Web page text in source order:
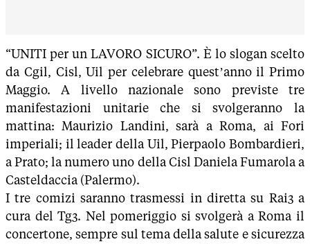
“UNITI per un LAVORO SICURO”. È lo slogan scelto
da Cgil, Cisl, Uil per celebrare quest’anno il Primo
Maggio. A livello nazionale sono previste tre
manifestazioni unitarie che si svolgeranno la
mattina: Maurizio Landini, sarà a Roma, ai Fori
imperiali; il leader della Uil, Pierpaolo Bombardieri,
a Prato; la numero uno della Cisl Daniela Fumarola a
Casteldaccia (Palermo).
I tre comizi saranno trasmessi in diretta su Rai3 a
cura del Tg3. Nel pomeriggio si svolgerà a Roma il
concertone, sempre sul tema della salute e sicurezza